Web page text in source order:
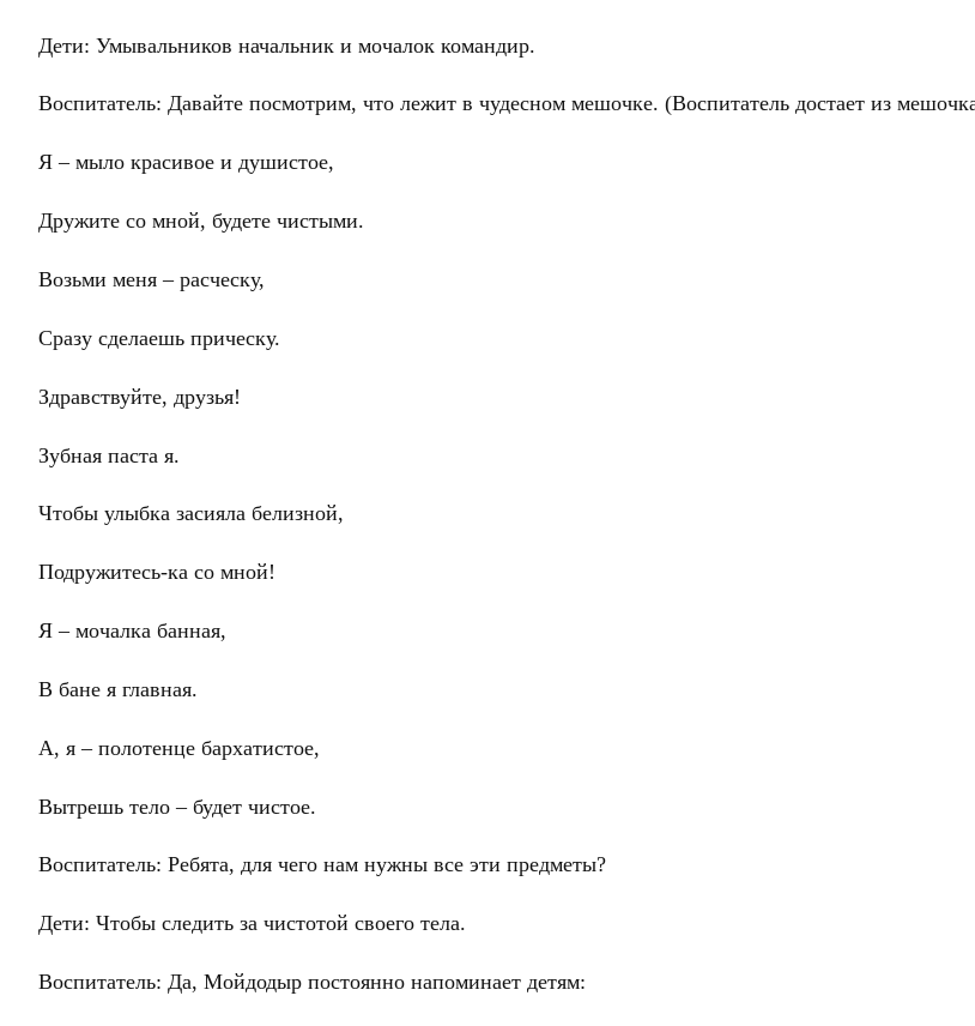
Дети: Умывальников начальник и мочалок командир.
Воспитатель: Давайте посмотрим, что лежит в чудесном мешочке. (Воспитатель достает из
Я – мыло красивое и душистое,
Дружите со мной, будете чистыми.
Возьми меня – расческу,
Сразу сделаешь прическу.
Здравствуйте, друзья!
Зубная паста я.
Чтобы улыбка засияла белизной,
Подружитесь-ка со мной!
Я – мочалка банная,
В бане я главная.
А, я – полотенце бархатистое,
Вытрешь тело – будет чистое.
Воспитатель: Ребята, для чего нам нужны все эти предметы?
Дети: Чтобы следить за чистотой своего тела.
Воспитатель: Да, Мойдодыр постоянно напоминает детям: